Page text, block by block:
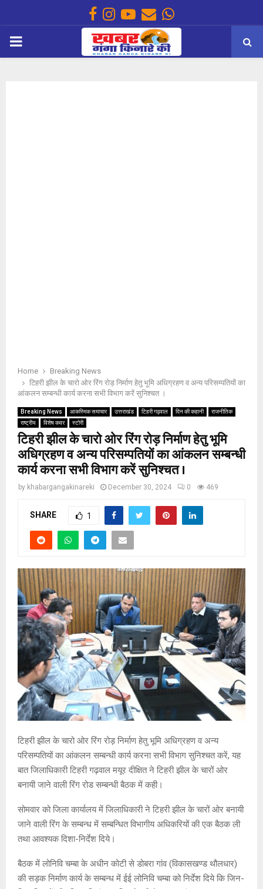
Facebook
Instagram
Youtube
EmailWhatsapp
PRIMARY
Home
Breaking News
टिहरी झील के चारो ओर रिंग रोड़ निर्माण हेतु भूमि अधिग्रहण व अन्य परिसम्पतियों का
आंकलन सम्बन्धी कार्य करना सभी विभाग करें सुनिश्चत ।
Breaking News आकस्मिक समाचार उत्तराखंड टिहरी गढ़वाल दिन की कहानी
राजनीतिक
राष्ट्रीय
विशेष कवर स्टोरी
टिहरी झील के चारो ओर रिंग रोड़ निर्माण हेतु भूमि
अधिग्रहण व अन्य परिसम्पतियों का आंकलन सम्बन्धी
कार्य करना सभी विभाग करें सुनिश्चत ।
by khabargangakinareki December 30, 2024 0 469
SHARE 1
टिहरी झील के चारो ओर रिंग रोड़ निर्माण हेतु भूमि अधिग्रहण व अन्य
परिसम्पतियों का आंकलन सम्बन्धी कार्य करना सभी विभाग सुनिश्चत करें, यह
बात जिलाधिकारी टिहरी गढ़वाल मयूर दीक्षित ने टिहरी झील के चारों ओर
बनायी जाने वाली रिंग रोड सम्बन्धी बैठक में कही।
सोमवार को जिला कार्यालय में जिलाधिकारी ने टिहरी झील के चारों ओर बनायी
जाने वाली रिंग के सम्बन्ध में सम्बन्धित विभागीय अधिकरियों की एक बैठक ली
तथा आवश्यक दिशा-निर्देश दिये।
बैठक में लोनिवि चम्बा के अधीन कोटी से डोबरा गांव (विकासखण्ड थौलधार)
की सड़क निर्माण कार्य के सम्बन्ध में ईई लोनिवि चम्बा को निर्देश दिये कि जिन-